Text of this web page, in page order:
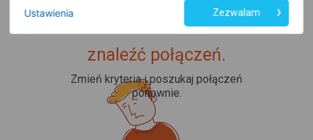
Upss... Nie udało nam się
znaleźć połączeń.
Zmień kryteria i poszukaj połączeń
ponownie.
Ustawienia Zezwalam